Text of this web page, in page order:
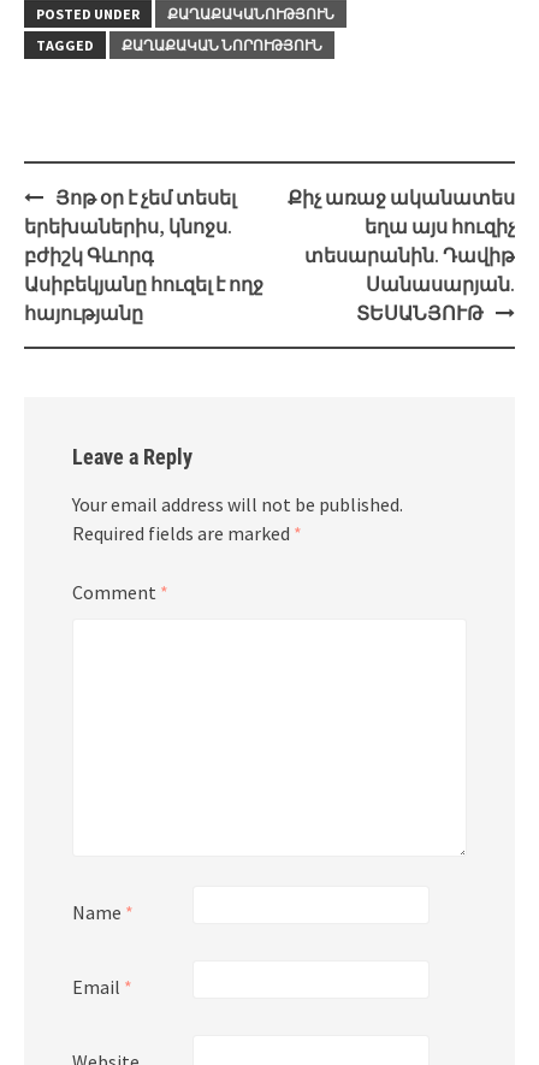
POSTED UNDER
ՔԱՂԱՔԱԿԱՆՈՒԹՅՈՒՆ
TAGGED
ՔԱՂԱՔԱԿԱՆ ՆՈՐՈՒԹՅՈՒՆ
Post
navigation
Յոթ օր է չեմ տեսել
երեխաներիս, կնոջս.
բժիշկ Գևորգ
Ասիբեկյանը հուզել է ողջ
հայությանը
Քիչ առաջ ականատես
եղա այս հուզիչ
տեսարանին. Դավիթ
Սանասարյան.
ՏԵՍԱՆՅՈՒԹ
Leave a Reply
Your email address will not be published.
Required fields are marked *
Comment *
Name *
Email *